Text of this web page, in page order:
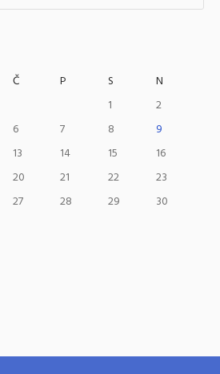
Č P S
N
1
2
6 7 8
9
13 14 15
16
20 21 22
23
27 28 29
30